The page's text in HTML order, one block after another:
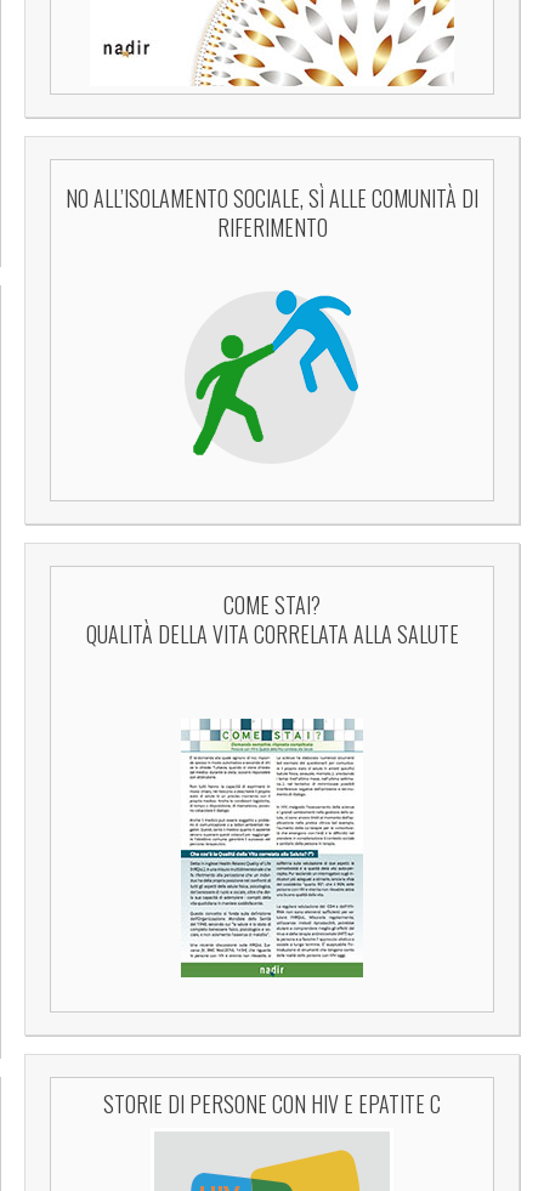
NO ALL’ISOLAMENTO SOCIALE, SÌ ALLE COMUNITÀ DI
RIFERIMENTO
COME STAI?
QUALITÀ DELLA VITA CORRELATA ALLA SALUTE
STORIE DI PERSONE CON HIV E EPATITE C